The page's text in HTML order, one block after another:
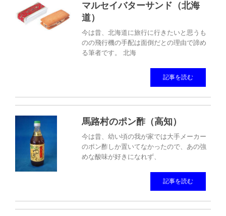
マルセイバターサンド（北海
道）
今は昔、北海道に旅行に行きたいと思うも
のの飛行機の手配は面倒だとの理由で諦め
る筆者です。 北海
記事を読む
馬路村のポン酢（高知）
今は昔、幼い頃の我が家では大手メーカー
のポン酢しか置いてなかったので、あの強
めな酸味が好きになれず、
記事を読む